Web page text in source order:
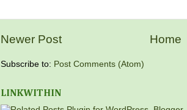
Newer Post Home
Subscribe to: Post Comments (Atom)
LINKWITHIN